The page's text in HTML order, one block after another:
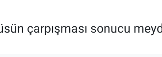
çarpışması sonucu